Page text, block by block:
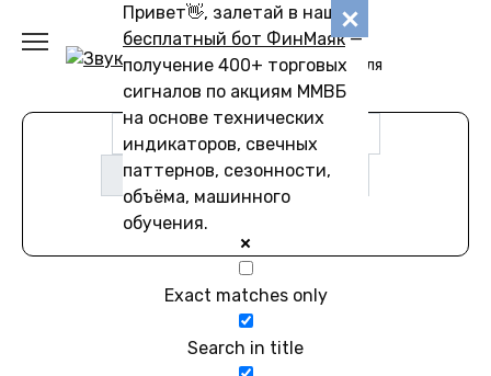
Привет👋, залетай в наш
бесплатный бот ФинМаяк—
получение 400+ торговых
сигналов по акциям ММВБ
на основе технических
индикаторов, свечных
паттернов, сезонности,
объёма, машинного
обучения.
содержанию
Звуковику
Коллекции звуков для
скачивания
Exact matches only
Search in title